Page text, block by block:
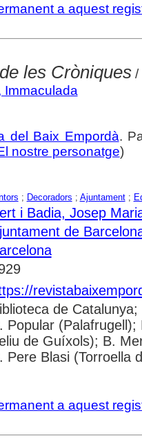
a aquest
les Cròniques/
Immaculada
del Baix Empordà.
nostre personatge)
; Decoradors ; Ajuntament;
i Badia, Josep
de
de
Popular
de Guíxols); B.
Pere Blasi (Torroella
a aquest